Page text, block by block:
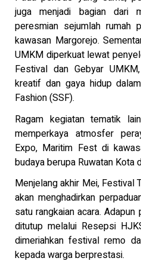
juga menjadi bagian dari
peresmian sejumlah rumah
kawasan Margorejo.
UMKM diperkuat lewat
Festival dan Gebyar
kreatif dan gaya hidup
Fashion (SSF).
Ragam kegiatan tematik
memperkaya atmosfer
Expo, Maritim Fest di
budaya berupa Ruwatan Kota
Menjelang akhir Mei, Festival
akan menghadirkan
satu rangkaian acara.
ditutup melalui Resepsi
dimeriahkan festival remo
kepada warga berprestasi.